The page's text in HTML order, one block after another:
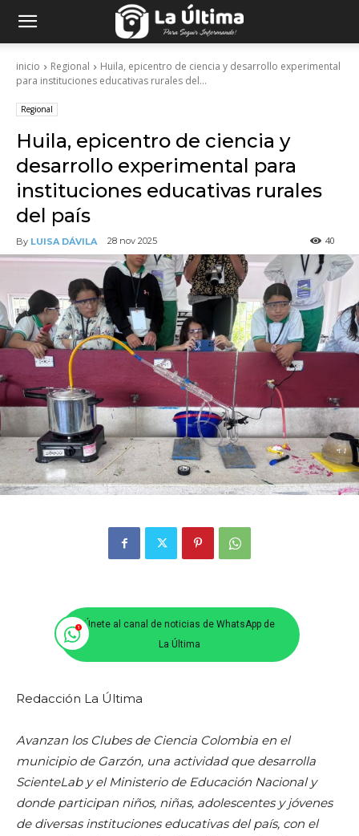
inicio Regional
Huila, epicentro de ciencia y desarrollo experimental
para instituciones educativas rurales del...
Regional
Huila, epicentro de ciencia y
desarrollo experimental para
instituciones educativas rurales
del país
By LUISA DÁVILA 28 nov 2025 40
Únete al canal de noticias de WhatsApp de
La Última
Redacción La Última
Avanzan los Clubes de Ciencia Colombia en el
municipio de Garzón, una actividad que desarrolla
ScienteLab y el Ministerio de Educación Nacional y
donde participan niños, niñas, adolescentes y jóvenes
de diversas instituciones educativas del país, con el